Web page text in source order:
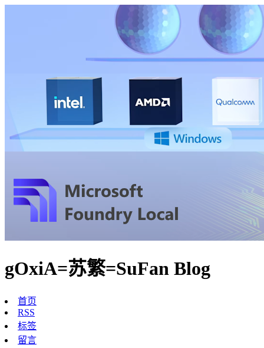
gOxiA=苏繁=SuFan Blog
首页
RSS
标签
留言